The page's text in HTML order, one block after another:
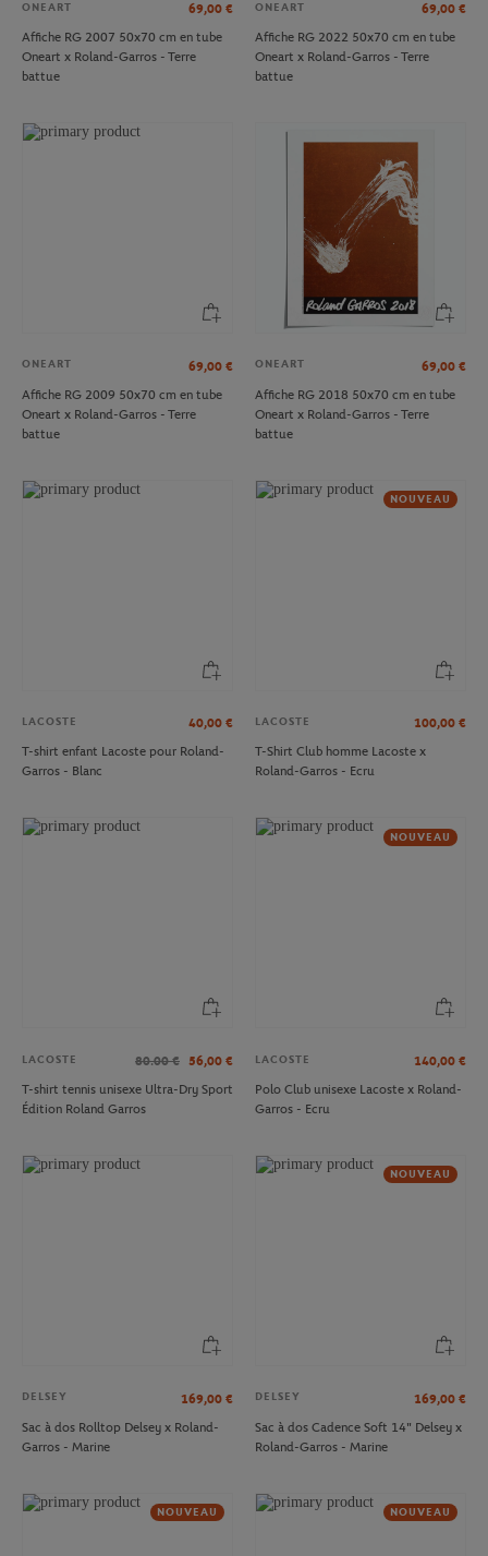
ONEART 69,00 €
Affiche RG 2007 50x70 cm en tube
Oneart x Roland-Garros - Terre
battue
ONEART 69,00 €
Affiche RG 2022 50x70 cm en tube
Oneart x Roland-Garros - Terre
battue
ONEART 69,00 €
Affiche RG 2009 50x70 cm en tube
Oneart x Roland-Garros - Terre
battue
ONEART 69,00 €
Affiche RG 2018 50x70 cm en tube
Oneart x Roland-Garros - Terre
battue
LACOSTE 40,00 €
T-shirt enfant Lacoste pour Roland-
Garros - Blanc
NOUVEAU
LACOSTE 100,00 €
T-Shirt Club homme Lacoste x
Roland-Garros - Ecru
LACOSTE 80.00 € 56,00 €
T-shirt tennis unisexe Ultra-Dry Sport
Édition Roland Garros
NOUVEAU
LACOSTE 140,00 €
Polo Club unisexe Lacoste x Roland-
Garros - Ecru
DELSEY 169,00 €
Sac à dos Rolltop Delsey x Roland-
Garros - Marine
NOUVEAU
DELSEY 169,00 €
Sac à dos Cadence Soft 14" Delsey x
Roland-Garros - Marine
NOUVEAU NOUVEAU